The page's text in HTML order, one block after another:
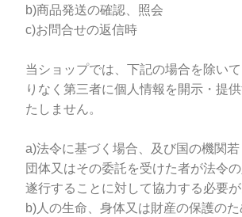
b)商品発送の確認、照会
c)お問合せの返信時
当ショップでは、下記の場合を除い
りなく第三者に個人情報を開示・提
たしません。
a)法令に基づく場合、及び国の機関
団体又はその委託を受けた者が法令
遂行することに対して協力する必要
b)人の生命、身体又は財産の保護の